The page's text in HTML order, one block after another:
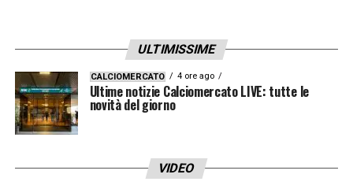
ULTIMISSIME
CALCIOMERCATO 4 ore ago
Ultime notizie Calciomercato LIVE: tutte le
novità del giorno
VIDEO